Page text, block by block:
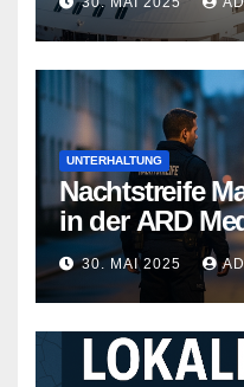
Wege
UNTERHALTUNG
Nachtstreife
in der ARD
30. MAI 2025